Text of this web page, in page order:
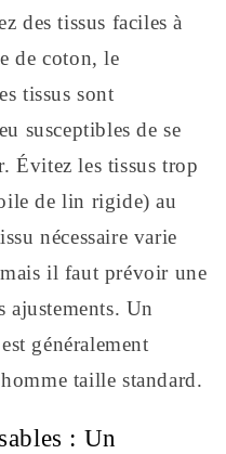
des tissus faciles à
de coton, le
tissus sont
susceptibles de se
Évitez les tissus trop
de lin rigide) au
nécessaire varie
il faut prévoir une
ajustements. Un
généralement
taille standard.
: Un